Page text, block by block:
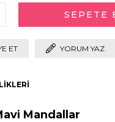
ET YORUM YAZ
Mandallar